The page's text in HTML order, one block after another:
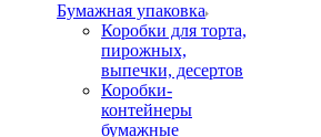
Бумажная упаковка
Коробки для торта,
пирожных,
выпечки, десертов
Коробки-
контейнеры
бумажные